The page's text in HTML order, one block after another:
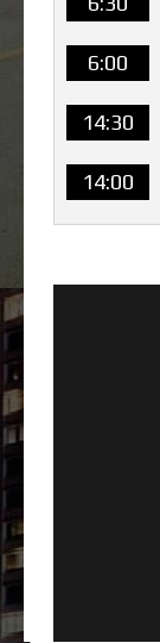
6:00
14:30
14:00